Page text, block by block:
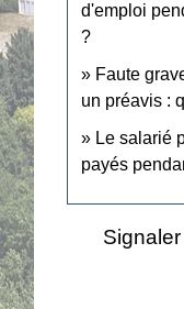
d'emploi
?
Faute
un préavis :
Le salarié
payés